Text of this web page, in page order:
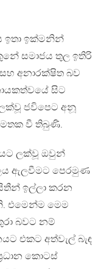
ඉතා ඉක්මනින්
සමාජය තුල ඉතිරි
අනාරක්ෂිත බව
සිට
ජවිපෙට අනූ
වී තිබුණි.
ලක්වූ ඔවුන්
ඇලවීමට පෙරමුණ
ඉල්ලා කරන
එමෙන්ම මෙම
බවට නම්
එකට අත්වැල් බැඳ
කොටස්